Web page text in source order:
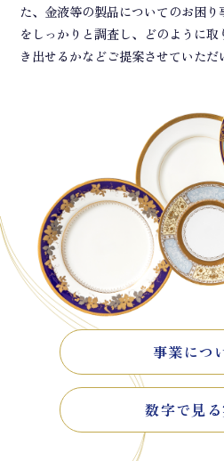
た、金液等の製品についてのお困
をしっかりと調査し、どのように
き出せるかなどご提案させていただ
事業につ
数字で見